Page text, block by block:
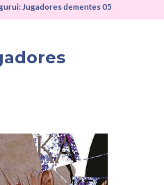
Jugadores dementes 05